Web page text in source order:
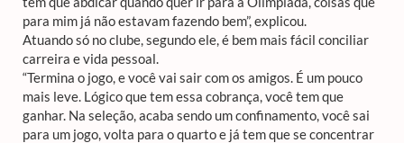
para mim já não estavam fazendo bem”, explicou.
Atuando só no clube, segundo ele, é bem mais fácil conciliar
carreira e vida pessoal.
“Termina o jogo, e você vai sair com os amigos. É um pouco
mais leve. Lógico que tem essa cobrança, você tem que
ganhar. Na seleção, acaba sendo um confinamento, você sai
para um jogo, volta para o quarto e já tem que se concentrar